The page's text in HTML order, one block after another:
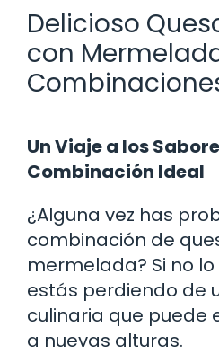
Delicioso
con
Un Viaje a los
Combinación Ideal
¿Alguna vez has
combinación de
mermelada? Si no
estás perdiendo de
culinaria que puede
a nuevas alturas.